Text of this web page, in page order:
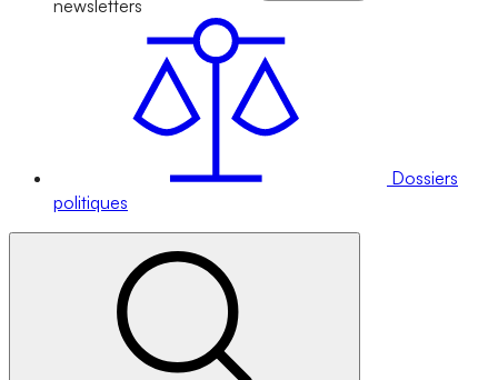
newsletters
Dossiers
politiques